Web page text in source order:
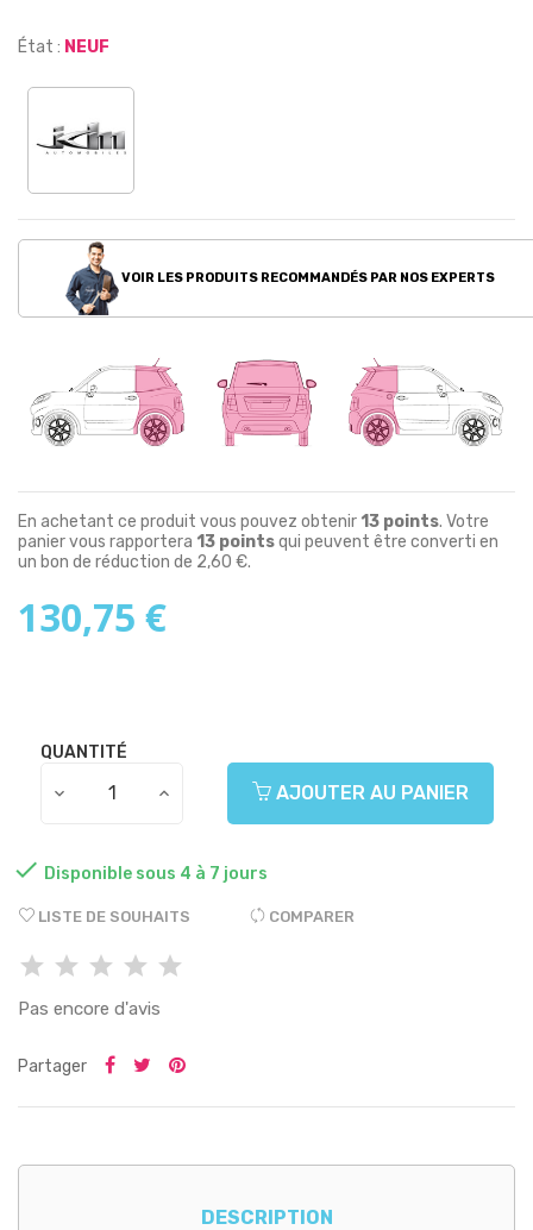
État : NEUF
VOIR LES PRODUITS RECOMMANDÉS PAR NOS EXPERTS
En achetant ce produit vous pouvez obtenir 13 points. Votre
panier vous rapportera 13 pointsqui peuvent être converti en
un bon de réduction de 2,60 €.
130,75 €
QUANTITÉ
AJOUTER AU PANIER
 Disponible sous 4 à 7 jours
LISTE DE SOUHAITS COMPARER
Pas encore d'avis
Partager
DESCRIPTION